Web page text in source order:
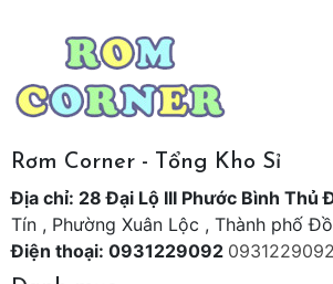
Rơm Corner - Tổng Kho Sỉ
Địa chỉ: 28 Đại Lộ III Phước Bình Thủ
Tín , Phường Xuân Lộc , Thành phố
Điện thoại: 0931229092 0931229092